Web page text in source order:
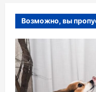
Возможно, вы